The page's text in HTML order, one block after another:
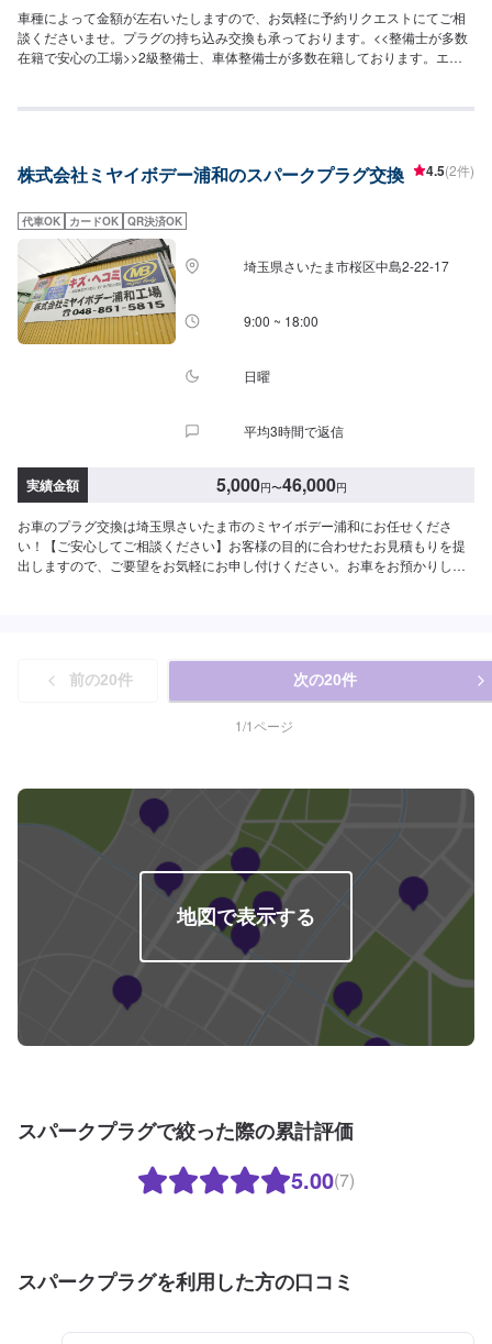
車種によって金額が左右いたしますので、お気軽に予約リクエストにてご相
談くださいませ。プラグの持ち込み交換も承っております。<<整備士が多数
在籍で安心の工場>>2級整備士、車体整備士が多数在籍しております。エン
株式会社ミヤイボデー浦和のスパークプラグ交換 4.5(2件)
代車OK カードOK QR決済OK
埼玉県さいたま市桜区中島2-22-17
9:00 ~ 18:00
日曜
平均3時間で返信
実績金額 5,000円〜46,000円
お車のプラグ交換は埼玉県さいたま市のミヤイボデー浦和にお任せくださ
い！【ご安心してご相談ください】お客様の目的に合わせたお見積もりを提
出しますので、ご要望をお気軽にお申し付けください。お車をお預かりし
ト15,800円【作業の流れ】【1】お問い合わせ【2】車の確認・お見積もりの
作成【3】車のお預かり【4】修理開始【5】修理終了・お支払い【6】アフタ
ーサポート【代車について】作業中にお車が必要なお客様には、代車をお出
しすることもできますので事前にご相談ください。代車は、ご希望の車種が
前の20件 次の20件
1/1ページ
地図で表示する
スパークプラグで絞った際の累計評価
5.00(7)
スパークプラグを利用した方の口コミ